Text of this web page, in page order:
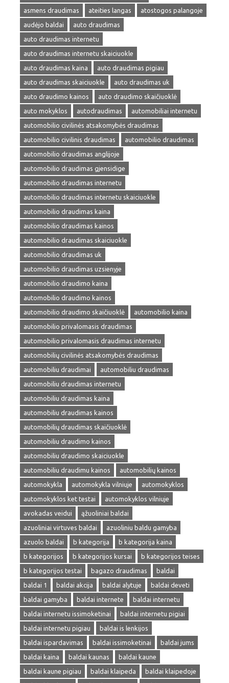
asmens draudimas
ateities langas
atostogos palangoje
audėjo baldai
auto draudimas
auto draudimas internetu
auto draudimas internetu skaiciuokle
auto draudimas kaina
auto draudimas pigiau
auto draudimas skaiciuokle
auto draudimas uk
auto draudimo kainos
auto draudimo skaičiuoklė
auto mokyklos
autodraudimas
automobiliai internetu
automobilio civilinės atsakomybės draudimas
automobilio civilinis draudimas
automobilio draudimas
automobilio draudimas anglijoje
automobilio draudimas gjensidige
automobilio draudimas internetu
automobilio draudimas internetu skaiciuokle
automobilio draudimas kaina
automobilio draudimas kainos
automobilio draudimas skaiciuokle
automobilio draudimas uk
automobilio draudimas uzsienyje
automobilio draudimo kaina
automobilio draudimo kainos
automobilio draudimo skaičiuoklė
automobilio kaina
automobilio privalomasis draudimas
automobilio privalomasis draudimas internetu
automobilių civilinės atsakomybės draudimas
automobiliu draudimai
automobiliu draudimas
automobiliu draudimas internetu
automobiliu draudimas kaina
automobiliu draudimas kainos
automobilių draudimas skaičiuoklė
automobiliu draudimo kainos
automobiliu draudimo skaiciuokle
automobiliu draudimu kainos
automobilių kainos
automokykla
automokykla vilniuje
automokyklos
automokyklos ket testai
automokyklos vilniuje
avokadas veidui
ąžuoliniai baldai
azuoliniai virtuves baldai
azuoliniu baldu gamyba
azuolo baldai
b kategorija
b kategorija kaina
b kategorijos
b kategorijos kursai
b kategorijos teises
b kategorijos testai
bagazo draudimas
baldai
baldai 1
baldai akcija baldai alytuje
baldai deveti
baldai gamyba
baldai internete
baldai internetu
baldai internetu issimoketinai
baldai internetu pigiai
baldai internetu pigiau
baldai is lenkijos
baldai ispardavimas
baldai issimoketinai
baldai jums
baldai kaina
baldai kaunas
baldai kaune
baldai kaune pigiau
baldai klaipeda
baldai klaipedoje